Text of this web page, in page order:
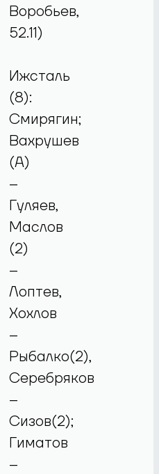
Воробьев,
52.11)
Ижсталь
(8):
Смирягин;
Вахрушев
(А)
–
Гуляев,
Маслов
(2)
–
Лоптев,
Хохлов
–
Рыбалко(2),
Серебряков
–
Сизов(2);
Гиматов
–